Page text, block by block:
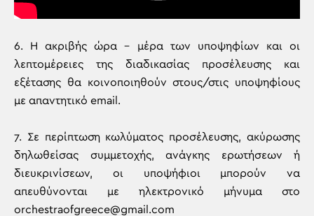
6. Η ακριβής ώρα – μέρα των υποψηφίων και οι
λεπτομέρειες της διαδικασίας προσέλευσης και
εξέτασης θα κοινοποιηθούν στους/στις υποψηφίους
με απαντητικό email.
7. Σε περίπτωση κωλύματος προσέλευσης, ακύρωσης
δηλωθείσας συμμετοχής, ανάγκης ερωτήσεων ή
διευκρινίσεων, οι υποψήφιοι μπορούν να
απευθύνονται με ηλεκτρονικό μήνυμα στο
orchestraofgreece@gmail.com